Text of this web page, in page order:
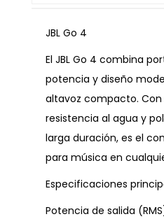
JBL Go 4
El JBL Go 4 combina
potencia y diseño
altavoz compacto. Con
resistencia al agua y
larga duración, es el
para música en
Especificaciones
Potencia de salida